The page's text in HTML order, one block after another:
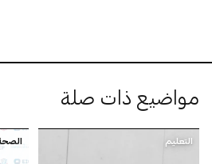
مواضيع ذات صلة
التعليم الصحة